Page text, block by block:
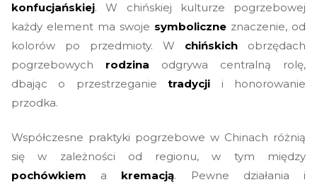
Tabu i przesądy związane z chińskimi pogrzebami
Wpływ modernizacji na tradycyjne obrzędy pogrzebowe
Najczęściej zadawane pytania
konfucjańskiej. W chińskiej kulturze pogrzebowej
każdy element ma swoje symboliczne znaczenie, od
kolorów po przedmioty. W chińskich obrzędach
pogrzebowych rodzina odgrywa centralną rolę,
dbając o przestrzeganietradycji i honorowanie
przodka.
Współczesne praktyki pogrzebowe w Chinach różnią
się w zależności od regionu, w tym między
pochówkiem a kremacją. Pewne działania i